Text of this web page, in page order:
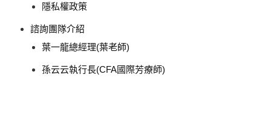
隱私權政策
諮詢團隊介紹
葉一龍總經理(葉老師)
孫云云執行長(CFA國際芳療師)